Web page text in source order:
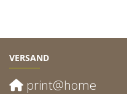
VERSAND
print@home